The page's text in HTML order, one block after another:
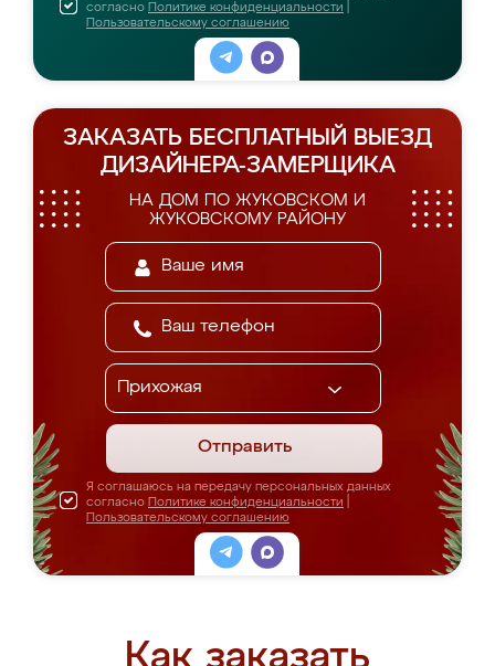
согласно Политике конфиденциальности
Пользовательскому соглашению
ЗАКАЗАТЬ БЕСПЛАТНЫЙ ВЫЕЗД
ДИЗАЙНЕРА-ЗАМЕРЩИКА
НА ДОМ ПО ЖУКОВСКОМ И
ЖУКОВСКОМУ РАЙОНУ
Отправить
Я соглашаюсь на передачу персональных данных
согласно Политике конфиденциальности
Пользовательскому соглашению